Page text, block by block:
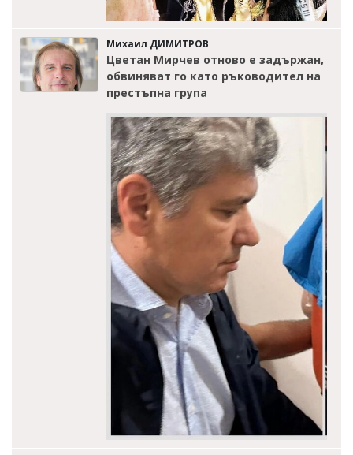
Михаил ДИМИТРОВ
Цветан Мирчев отново е задържан,
обвиняват го като ръководител на
престъпна група